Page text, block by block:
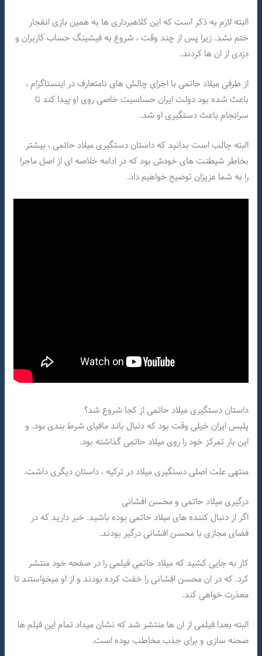
البته لازم به ذکر است که این کلاهبرداری ها به همین بازی انفجار
ختم نشد. زیرا پس از چند وقت ، شروع به فیشینگ حساب کاربران و
دزدی از ان ها کردند.
از طرفی میلاد حاتمی با اجرای چالش های نامتعارف در اینستاگرام ،
باعث شده بود دولت ایران حساسیت خاصی روی او پیدا کند تا
سرانجام باعث دستگیری او شد‌.
البته جالب است بدانید که داستان دستگیری میلاد حاتمی ، بیشتر
بخاطر شیطنت های خودش بود که در ادامه خلاصه ای از اصل ماجرا
را به شما عزیزان توضیح خواهیم داد.
داستان دستگیری میلاد حاتمی از کجا شروع شد؟
پلیس ایران خیلی وقت بود که دنبال باند مافیای شرط بندی بود. و
این بار تمرکز خود را روی میلاد حاتمی گذاشته بود.
منتهی علت اصلی دستگیری میلاد در ترکیه ، داستان دیگری داشت.
درگیری میلاد حاتمی و محسن افشانی
اگر از دنبال کننده های میلاد حاتمی بوده باشید. خبر دارید که در
فضای مجازی با محسن افشانی درگیر بودند.
کار به جایی کشید که میلاد حاتمی فیلمی را در صفحه خود منتشر
کرد. که در ان محسن افشانی را خفت کرده بودند و از او میخواستند تا
معذرت خواهی کند.
البته بعدا فیلمی از ان ها منتشر شد که نشان میداد تمام این فیلم ها
صحنه سازی و برای جذب مخاطب بوده است.